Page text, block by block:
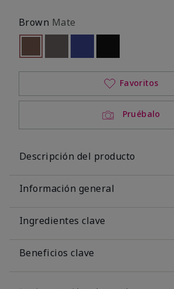
Brown Mate
seleccionado
Out of stock
Pruébalo
Favoritos
Descripción del producto
Información general
Ingredientes clave
Beneficios clave